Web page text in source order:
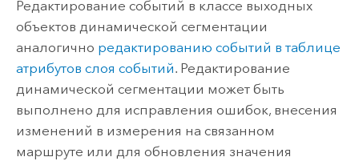
Редактирование событий в классе выходных
объектов динамической сегментации
аналогично редактированию событий в таблице
атрибутов слоя событий. Редактирование
динамической сегментации может быть
выполнено для исправления ошибок, внесения
изменений в измерения на связанном
маршруте или для обновления значения